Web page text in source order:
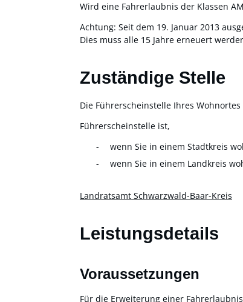
Wird eine Fahrerlaubnis der Klassen
Achtung: Seit dem 19. Januar 2013
Dies muss alle 15 Jahre erneuert
Zuständige Stelle
Die Führerscheinstelle Ihres Wohnortes
Führerscheinstelle ist,
wenn Sie in einem Stadtkreis
wenn Sie in einem Landkreis
Landratsamt Schwarzwald-Baar-Kreis
Leistungsdetails
Voraussetzungen
Für die Erweiterung einer